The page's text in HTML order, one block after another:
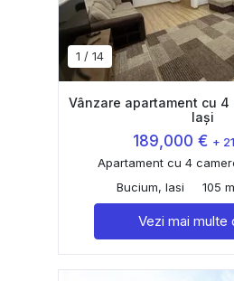
1 / 14
Vânzare apartament cu 4
Iași
189,000 € +
Apartament cu 4
Bucium, Iasi
105
Vezi mai multe